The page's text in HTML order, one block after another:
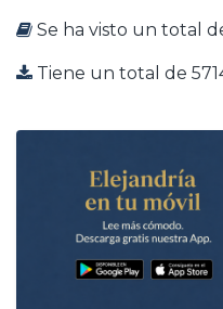
Se ha visto un total
Tiene un total de